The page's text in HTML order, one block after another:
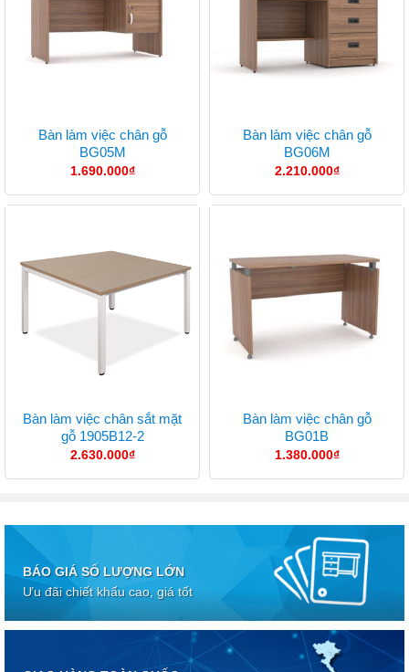
Bàn làm việc chân gỗ
BG05M
1.690.000₫
Bàn làm việc chân gỗ
BG06M
2.210.000₫
Bàn làm việc chân sắt mặt
gỗ 1905B12-2
2.630.000₫
Bàn làm việc chân gỗ
BG01B
1.380.000₫
BÁO GIÁ SỐ LƯỢNG LỚN
Ưu đãi chiết khấu cao, giá tốt